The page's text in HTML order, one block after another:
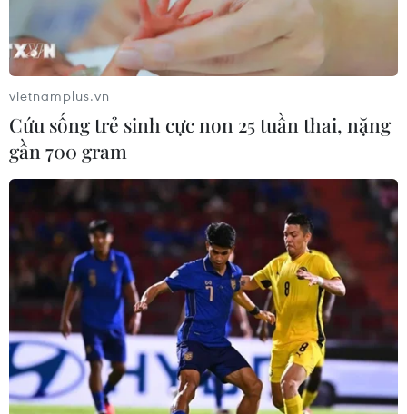
vietnamplus.vn
Cứu sống trẻ sinh cực non 25 tuần thai, nặng
gần 700 gram